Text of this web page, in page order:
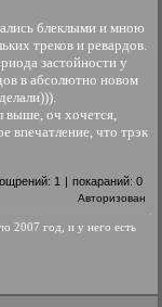
блеклыми и мною
треков и ревардов.
застойности у
в абсолютно новом
выше, оч хочется,
впечатление, что трэк
1 | покараний: 0
Авторизован
2007 год, и у него есть